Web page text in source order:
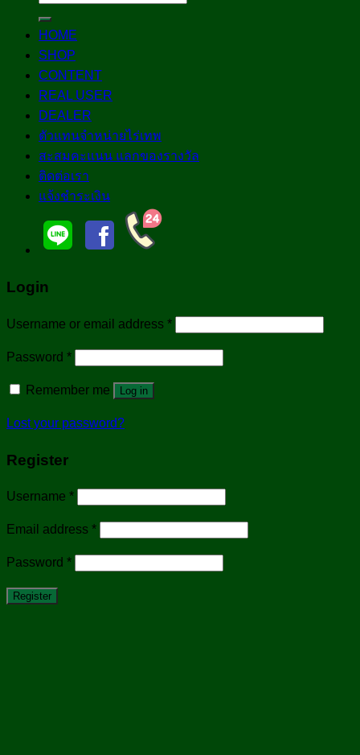
for:
HOME
SHOP
CONTENT
REAL USER
DEALER
ตัวแทนจำหน่ายไร่เทพ
สะสมคะแนน แลกของรางวัล
ติดต่อเรา
แจ้งชำระเงิน
Login
Username or email address *
Password *
Remember me Log in
Lost your password?
Register
Username *
Email address *
Password *
Register